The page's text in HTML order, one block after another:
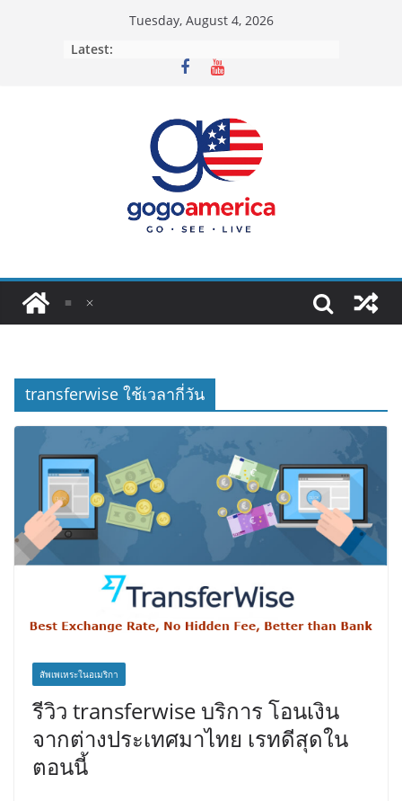
Tuesday, August 4, 2026
Latest:
transferwise ใช้เวลากี่วัน
สัพเพเหระในอเมริกา
รีวิว transferwise บริการ โอนเงิน
จากต่างประเทศมาไทย เรทดีสุดใน
ตอนนี้